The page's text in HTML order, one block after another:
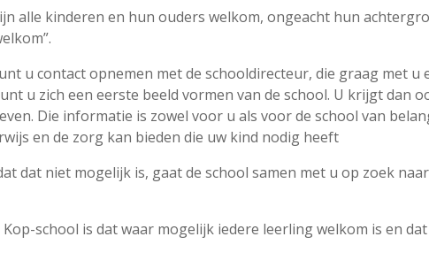
alle kinderen en hun ouders welkom, ongeacht hun
u contact opnemen met de schooldirecteur, die graag met
u zich een eerste beeld vormen van de school. U krijgt dan
Die informatie is zowel voor u als voor de school van
en de zorg kan bieden die uw kind nodig heeft
dat niet mogelijk is, gaat de school samen met u op zoek
school is dat waar mogelijk iedere leerling welkom is en